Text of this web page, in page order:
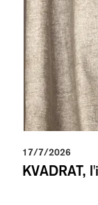
17/7/2026
KVADRAT,